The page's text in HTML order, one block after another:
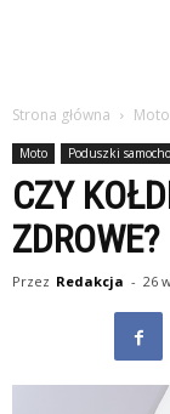
Strona główna Moto
Moto Poduszki
CZY
ZDROWE?
Przez Redakcja - 26